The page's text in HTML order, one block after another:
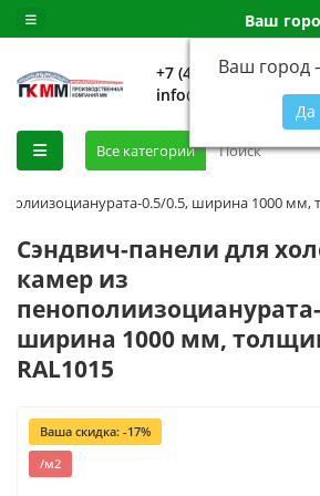
Ваш
Ваш город
+7 (499) 648-92-94
Все категории
0.5/0.5, ширина 1000 мм,
Сэндвич-панели для
камер из
ширина 1000 мм,
RAL1015
Ваша скидка: -17%
/м2